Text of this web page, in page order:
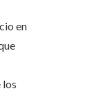
en
los